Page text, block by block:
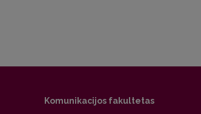
Komunikacijos fakultetas